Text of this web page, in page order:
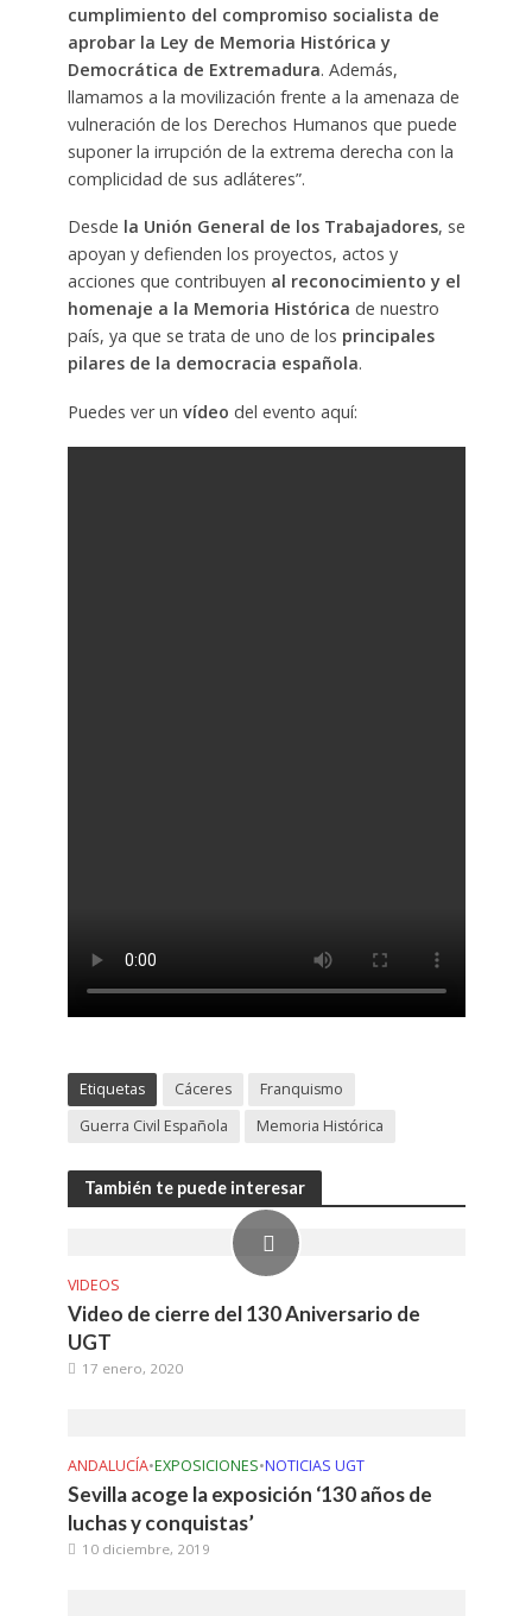
cumplimiento del compromiso socialista de
aprobar la Ley de Memoria Histórica y
Democrática de Extremadura. Además,
llamamos a la movilización frente a la amenaza de
vulneración de los Derechos Humanos que puede
suponer la irrupción de la extrema derecha con la
complicidad de sus adláteres”.
Desde la Unión General de los Trabajadores, se
apoyan y defienden los proyectos, actos y
acciones que contribuyen al reconocimiento y el
homenaje a la Memoria Histórica de nuestro
país, ya que se trata de uno de los principales
pilares de la democracia española.
Puedes ver un vídeo del evento aquí:
Etiquetas Cáceres
Franquismo
Guerra Civil Española
Memoria Histórica
También te puede interesar
VIDEOS
Video de cierre del 130 Aniversario de
UGT
17 enero, 2020
ANDALUCÍA•EXPOSICIONES•NOTICIAS UGT
Sevilla acoge la exposición ‘130 años de
luchas y conquistas’
10 diciembre, 2019